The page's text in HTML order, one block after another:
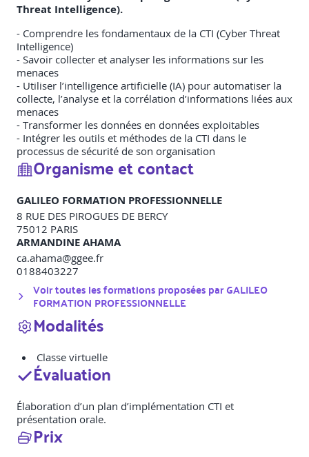
Threat Intelligence).
- Comprendre les fondamentaux de la CTI (Cyber Threat
Intelligence)
- Savoir collecter et analyser les informations sur les
menaces
- Utiliser l’intelligence artificielle (IA) pour automatiser la
collecte, l’analyse et la corrélation d’informations liées aux
menaces
- Transformer les données en données exploitables
- Intégrer les outils et méthodes de la CTI dans le
processus de sécurité de son organisation
Organisme et contact
GALILEO FORMATION PROFESSIONNELLE
8 RUE DES PIROGUES DE BERCY
75012 PARIS
ARMANDINE AHAMA
ca.ahama@ggee.fr
0188403227
Voir toutes les formations proposées parGALILEO
FORMATION PROFESSIONNELLE
Modalités
Classe virtuelle
Évaluation
Élaboration d’un plan d’implémentation CTI et
présentation orale.
Prix